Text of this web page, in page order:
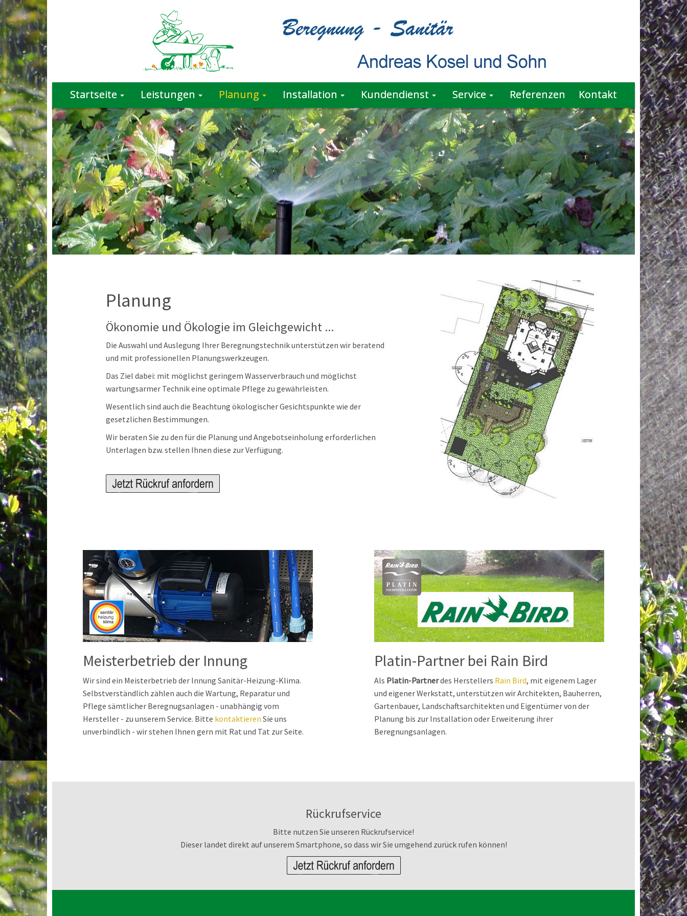
Startseite Leistungen Planung Installation Kundendienst Service Referenzen Kontakt
Planung
Ökonomie und Ökologie im Gleichgewicht ...
Die Auswahl und Auslegung Ihrer Beregnungstechnik unterstützen wir beratend
und mit professionellen Planungswerkzeugen.
Das Ziel dabei: mit möglichst geringem Wasserverbrauch und möglichst
wartungsarmer Technik eine optimale Pflege zu gewährleisten.
Wesentlich sind auch die Beachtung ökologischer Gesichtspunkte wie der
gesetzlichen Bestimmungen.
Wir beraten Sie zu den für die Planung und Angebotseinholung erforderlichen
Unterlagen bzw. stellen Ihnen diese zur Verfügung.
Meisterbetrieb der Innung
Wir sind ein Meisterbetrieb der Innung Sanitär-Heizung-Klima.
Selbstverständlich zählen auch die Wartung, Reparatur und
Pflege sämtlicher Beregnugsanlagen - unabhängig vom
Hersteller - zu unserem Service. Bitte kontaktieren Sie uns
unverbindlich - wir stehen Ihnen gern mit Rat und Tat zur Seite.
Platin-Partner bei Rain Bird
Als Platin-Partnerdes Herstellers Rain Bird, mit eigenem Lager
und eigener Werkstatt, unterstützen wir Architekten, Bauherren,
Gartenbauer, Landschaftsarchitekten und Eigentümer von der
Planung bis zur Installation oder Erweiterung ihrer
Beregnungsanlagen.
Rückrufservice
Bitte nutzen Sie unseren Rückrufservice!
Dieser landet direkt auf unserem Smartphone, so dass wir Sie umgehend zurück rufen können!